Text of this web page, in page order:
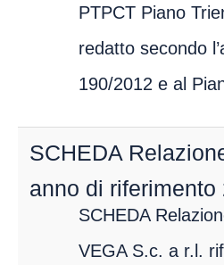
PTPCT Piano
redatto secondo
190/2012 e al
SCHEDA
anno di riferimento
SCHEDA
VEGA S.c. a r.l.